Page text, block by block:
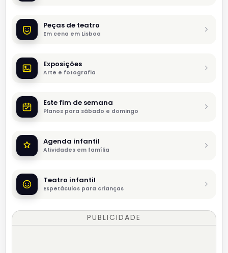
Peças de teatro
Em cena em Lisboa
Exposições
Arte e fotografia
Este fim de semana
Planos para sábado e domingo
Agenda infantil
Atividades em família
Teatro infantil
Espetáculos para crianças
PUBLICIDADE